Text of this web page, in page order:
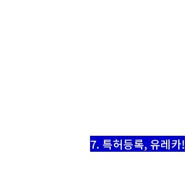
7. 특허등록, 유레카!